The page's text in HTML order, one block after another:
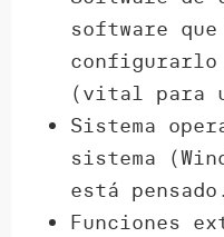
software
configurarlo
(vital para
Sistema
sistema
está pensado.
Funciones